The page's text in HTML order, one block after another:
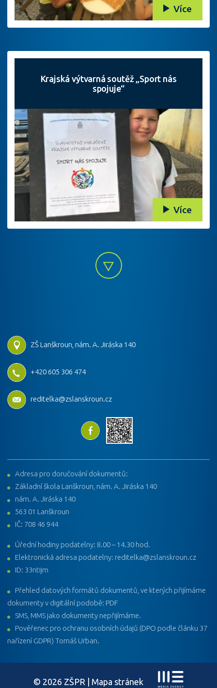
Více
Krajská výtvarná soutěž „Sport nás
spojuje“
Více
ZŠ Lanškroun, nám. A. Jiráska 140
+420 605 306 474
reditelka@zslanskroun.cz
Adresa pro doručování dokumentů:
Základní škola Lanškroun, nám. A. Jiráska 140
nám. A. Jiráska 140
563 01 Lanškroun
IČ: 708 46 944
Úřední hodiny podatelny: 8.00 – 14.30 hod.
Elektronická adresa podatelny: reditelka@zslanskroun.cz
ID: 33ntijm
Přehled datových formátů dokumentů, ve kterých přijímáme
dokumenty v digitální podobě: PDF
SMS, MMS jako dokumenty nepřijímáme.
Pověřenec pro ochranu osobních údajů (DPO podle článku 37
nařízení GDPR) Tomáš Urban.
© 2026 ZŠPR | Mapa stránek